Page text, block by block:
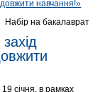
Набір на бакалаврат
січня, в рамках